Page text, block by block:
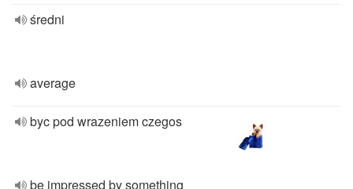
średni
average
byc pod wrazeniem czegos
be impressed by something